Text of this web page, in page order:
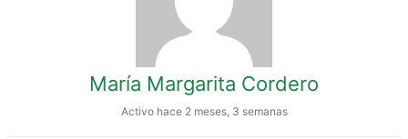
María Margarita Cordero
Activo hace 2 meses, 3 semanas